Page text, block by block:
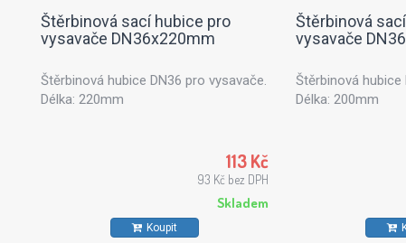
Štěrbinová sací hubice pro
vysavače DN36x220mm
Štěrbinová hubice DN36 pro vysavače.
Délka: 220mm
113 Kč
93 Kč bez DPH
Skladem
Koupit
Štěrbinová
vysavače
Štěrbinová hubice
Délka: 200mm